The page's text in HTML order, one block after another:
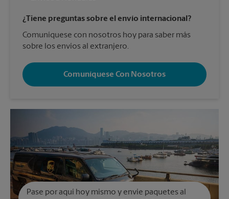
¿Tiene preguntas sobre el envío internacional?
Comuníquese con nosotros hoy para saber más
sobre los envíos al extranjero.
Comuníquese Con Nosotros
Pase por aquí hoy mismo y envíe paquetes al